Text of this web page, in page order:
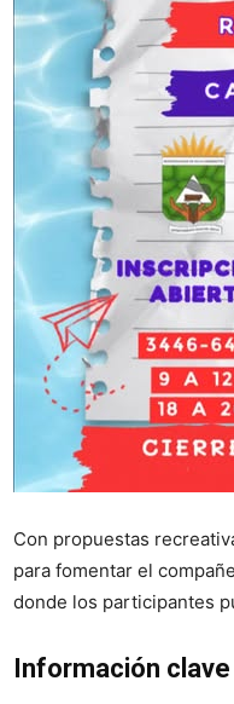
Con propuestas
para fomentar el
donde los participantes
Información